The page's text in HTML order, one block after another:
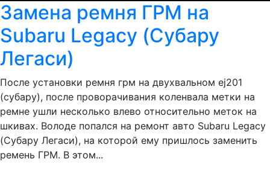
Замена ремня ГРМ на
Subaru Legacy (Субару
Легаси)
После установки ремня грм на двухвальном ej201
(субару), после проворачивания коленвала метки на
ремне ушли несколько влево относительно меток на
шкивах. Володе попался на ремонт авто Subaru Legacy
(Субару Легаси), на которой ему пришлось заменить
ремень ГРМ. В этом...